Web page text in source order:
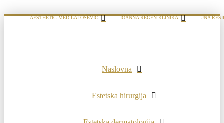
AESTHETIC MED LALOŠEVIĆ IOANNA REGEN KLINIKA UNA
Naslovna
Estetska hirurgija